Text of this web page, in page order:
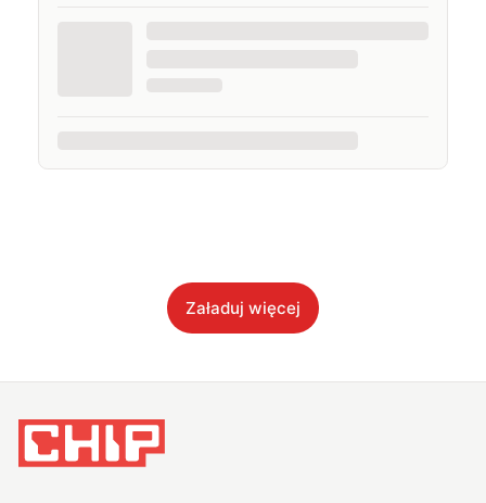
Załaduj więcej